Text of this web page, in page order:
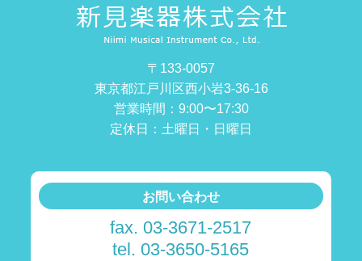
〒133-0057
東京都江戸川区西小岩3-36-16
営業時間：9:00〜17:30
定休日：土曜日・日曜日
お問い合わせ
fax. 03-3671-2517
tel. 03-3650-5165